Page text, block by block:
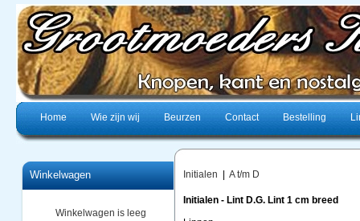
Home Wie zijn wij Beurzen Contact Bestelling
Winkelwagen
Winkelwagen is leeg
Initialen A t/m D
Initialen - Lint D.G. Lint 1 cm breed